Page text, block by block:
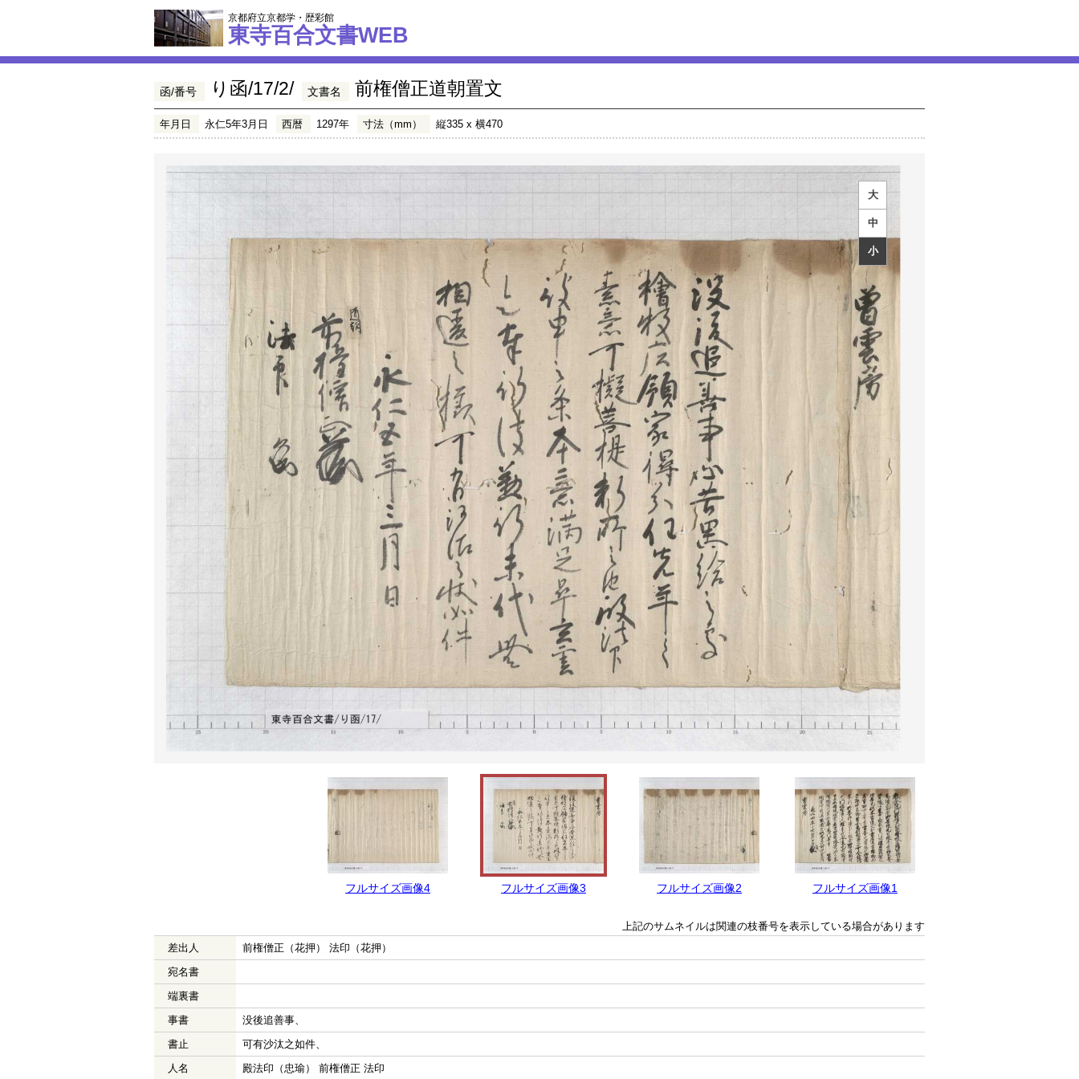
京都府立京都学・歴彩館
東寺百合文書WEB
函/番号 り函/17/2/ 文書名 前権僧正道朝置文
年月日 永仁5年3月日 西暦 1297年 寸法（mm） 縦335 x 横470
大
中
小
フルサイズ画像4 フルサイズ画像3 フルサイズ画像2 フルサイズ画像1
上記のサムネイルは関連の枝番号を表示している場合があります
差出人
前権僧正（花押） 法印（花押）
宛名書
端裏書
事書
没後追善事、
書止
可有沙汰之如件、
人名
殿法印（忠瑜） 前権僧正 法印